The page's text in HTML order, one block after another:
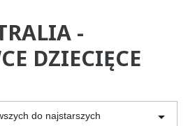
-
DZIECIĘCE
do najstarszych 